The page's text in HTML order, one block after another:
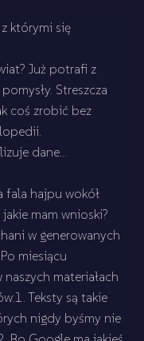
którymi się
Już potrafi z
Streszcza
coś zrobić bez
dane...
fala hajpu wokół
mam wnioski?
w generowanych
miesiącu
materiałach
Teksty są takie
nigdy byśmy nie